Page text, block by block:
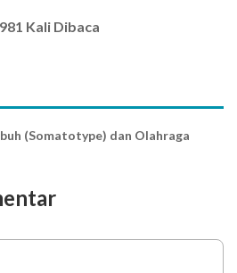
Kali Dibaca
(Somatotype) dan Olahraga